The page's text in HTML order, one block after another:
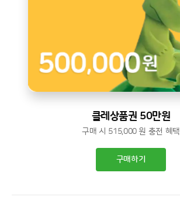
클레상품권 50만원
구매 시 515,000 원 충전 혜택
구매하기